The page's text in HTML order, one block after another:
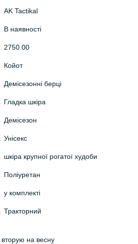
AK Tactikal
В наявності
2750.00
Койот
Демісезонні берці
Гладка шкіра
Демісезон
Унісекс
шкіра крупної рогатої худоби
Поліуретан
у комплекті
Тракторний
на весну